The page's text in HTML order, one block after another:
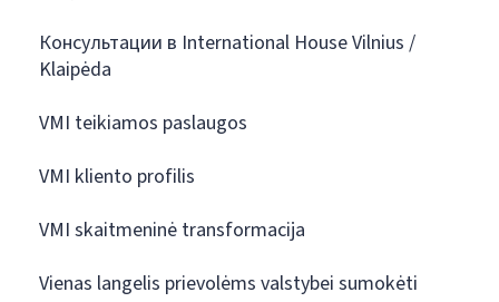
Консультации в International House Vilnius /
Klaipėda
VMI teikiamos paslaugos
VMI kliento profilis
VMI skaitmeninė transformacija
Vienas langelis prievolėms valstybei sumokėti